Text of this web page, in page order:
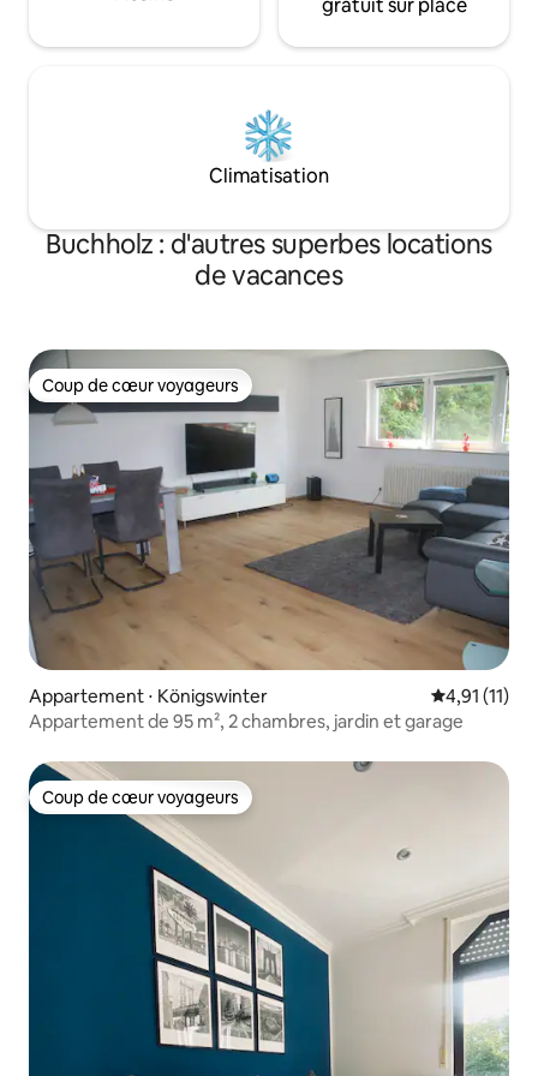
gratuit sur place
Climatisation
Buchholz : d'autres superbes locations
de vacances
Coup de cœur voyageurs
Coup de cœur voyageurs
Appartement ⋅ Königswinter Évaluation
4,91 (11)
Appartement de 95 m², 2 chambres, jardin et garage
Coup de cœur voyageurs
Coup de cœur voyageurs